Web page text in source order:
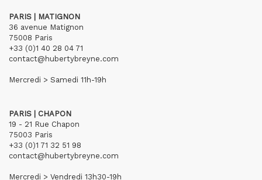
PARIS | MATIGNON
36 avenue Matignon
75008 Paris
+33 (0)1 40 28 04 71
contact@hubertybreyne.com
Mercredi > Samedi 11h-19h
PARIS | CHAPON
19 - 21 Rue Chapon
75003 Paris
+33 (0)1 71 32 51 98
contact@hubertybreyne.com
Mercredi > Vendredi 13h30-19h